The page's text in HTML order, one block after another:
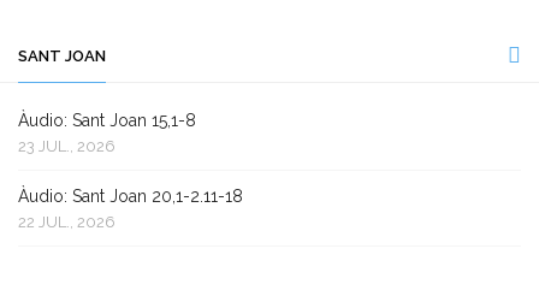
SANT JOAN
Àudio: Sant Joan 15,1-8
23 JUL., 2026
Àudio: Sant Joan 20,1-2.11-18
22 JUL., 2026